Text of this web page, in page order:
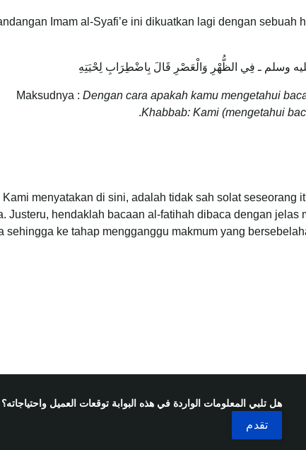
Imam al-Syafi’e ini dikuatkan lagi dengan
وسلم ـ فِي الظُّهْرِ وَالْعَصْرِ قَالَ بِاضْطِرَابِ لِحْيَتِهِ
Maksudnya : Dengan cara apakah kamu mengetahui
Khabbab: Kami (mengetahui
.
Kami menyatakan di sini, adalah tidak sah solat seseorang
Justeru, hendaklah bacaan al-fatihah dibaca dengan
sehingga ke tahap mengganggu makmum yang
هل تلبي المعلومات الواردة في هذه البوابة توقعات العميل واحتياجاته؟